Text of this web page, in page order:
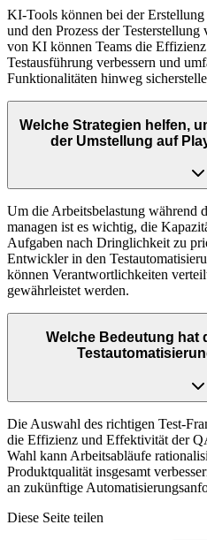
KI-Tools können bei der
und den Prozess der
von KI können Teams die
Testausführung verbessern und
Funktionalitäten hinweg
Welche Strategien helfen,
der Umstellung auf
Um die Arbeitsbelastung während
managen ist es wichtig, die
Aufgaben nach Dringlichkeit zu
Entwickler in den
können Verantwortlichkeiten
gewährleistet werden.
Welche Bedeutung hat
Die Auswahl des richtigen Test-
die Effizienz und Effektivität der
Wahl kann Arbeitsabläufe
Produktqualität insgesamt
an zukünftige
Diese Seite teilen